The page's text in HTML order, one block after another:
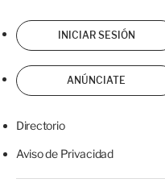
INICIAR SESIÓN
ANÚNCIATE
Directorio
Aviso de Privacidad